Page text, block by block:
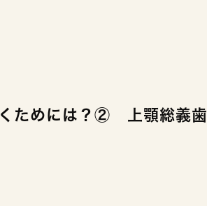
くためには？② 上顎総義歯